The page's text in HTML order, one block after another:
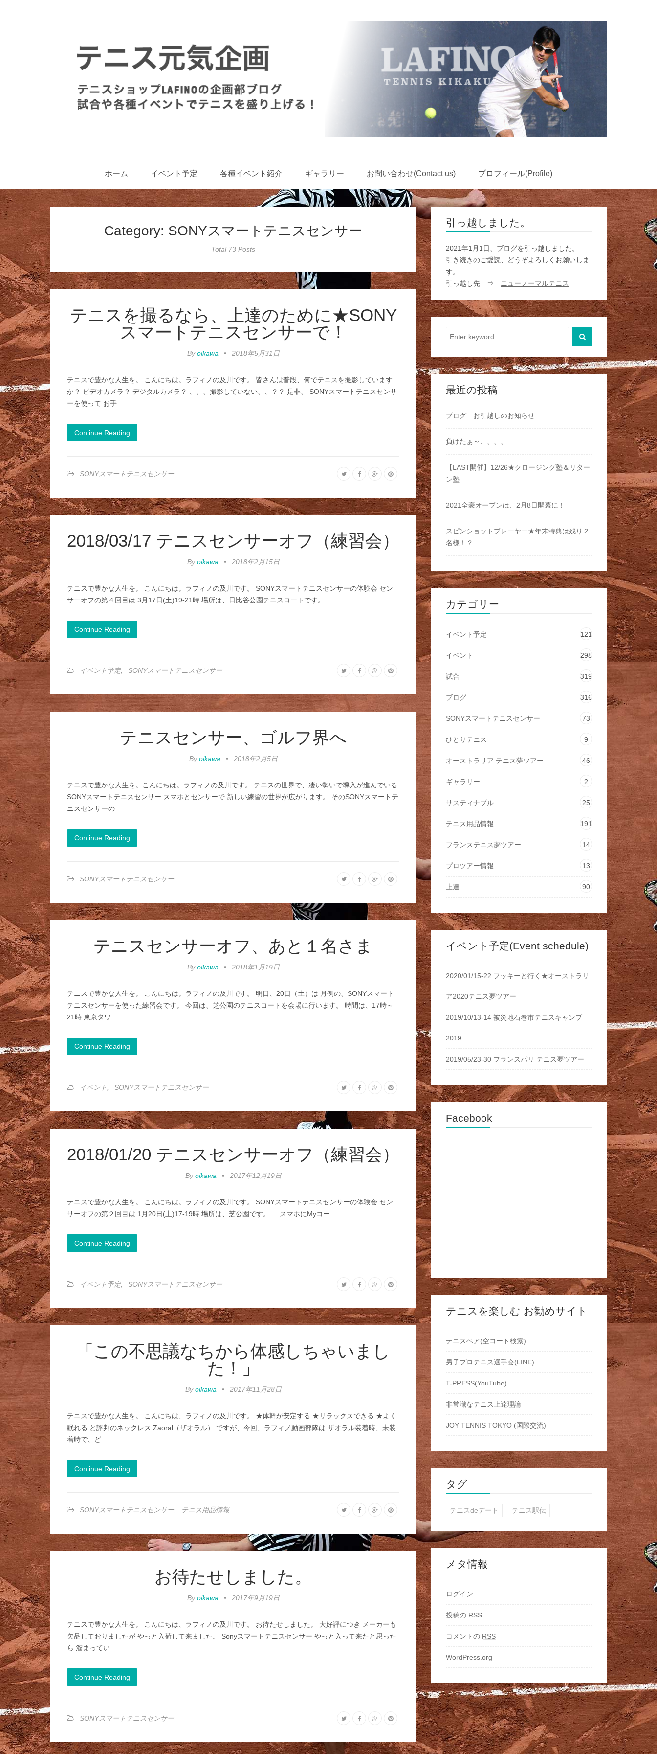
ホーム イベント予定 各種イベント紹介 ギャラリー お問い合わせ(Contact us) プロフィール(Profile)
Category: SONYスマートテニスセンサー
Total 73 Posts
テニスを撮るなら、上達のために★SONY
スマートテニスセンサーで！
Byoikawa • 2018年5月31日
テニスで豊かな人生を。 こんにちは。ラフィノの及川です。 皆さんは普段、何でテニスを撮影しています
か？ ビデオカメラ？ デジタルカメラ？ 、、、撮影していない、、？？ 是非、 SONYスマートテニスセンサ
ーを使って お手
Continue Reading
SONYスマートテニスセンサー
2018/03/17 テニスセンサーオフ（練習会）
Byoikawa • 2018年2月15日
テニスで豊かな人生を。 こんにちは。ラフィノの及川です。 SONYスマートテニスセンサーの体験会 セン
サーオフの第４回目は 3月17日(土)19-21時 場所は、日比谷公園テニスコートです。
Continue Reading
イベント予定, SONYスマートテニスセンサー
テニスセンサー、ゴルフ界へ
Byoikawa • 2018年2月5日
テニスで豊かな人生を。こんにちは。ラフィノの及川です。 テニスの世界で、凄い勢いで導入が進んでいる
SONYスマートテニスセンサー スマホとセンサーで 新しい練習の世界が広がります。 そのSONYスマートテ
ニスセンサーの
Continue Reading
SONYスマートテニスセンサー
テニスセンサーオフ、あと１名さま
Byoikawa • 2018年1月19日
テニスで豊かな人生を。 こんにちは。ラフィノの及川です。 明日、20日（土）は 月例の、SONYスマート
テニスセンサーを使った練習会です。 今回は、芝公園のテニスコートを会場に行います。 時間は、17時～
21時 東京タワ
Continue Reading
イベント SONYスマートテニスセンサー
2018/01/20 テニスセンサーオフ（練習会）
Byoikawa • 2017年12月19日
テニスで豊かな人生を。 こんにちは。ラフィノの及川です。 SONYスマートテニスセンサーの体験会 セン
サーオフの第２回目は 1月20日(土)17-19時 場所は、芝公園です。 スマホにMyコー
Continue Reading
イベント予定, SONYスマートテニスセンサー
「この不思議なちから体感しちゃいまし
た！」
Byoikawa • 2017年11月28日
テニスで豊かな人生を。 こんにちは、ラフィノの及川です。 ★体幹が安定する ★リラックスできる ★よく
眠れる と評判のネックレス Zaoral（ザオラル） ですが、今回、ラフィノ動画部隊は ザオラル装着時、未装
着時で、ど
Continue Reading
SONYスマートテニスセンサー テニス用品情報
お待たせしました。
Byoikawa • 2017年9月19日
テニスで豊かな人生を。 こんにちは、ラフィノの及川です。 お待たせしました。 大好評につき メーカーも
欠品しておりましたが やっと入荷して来ました。 Sonyスマートテニスセンサー やっと入って来たと思った
ら 溜まってい
Continue Reading
SONYスマートテニスセンサー
引っ越しました。
2021年1月1日、ブログを引っ越しました。
引き続きのご愛読、どうぞよろしくお願いしま
す。
引っ越し先 ⇒
ニューノーマルテニス
最近の投稿
ブログ お引越しのお知らせ
負けたぁ～、、、、
【LAST開催】12/26★クロージング塾＆リター
ン塾
2021全豪オープンは、2月8日開幕に！
スピンショットプレーヤー★年末特典は残り２
名様！？
カテゴリー
イベント予定 121
イベント 298
試合 319
ブログ 316
SONYスマートテニスセンサー 73
ひとりテニス 9
オーストラリア テニス夢ツアー 46
ギャラリー 2
サスティナブル 25
テニス用品情報 191
フランステニス夢ツアー 14
プロツアー情報 13
上達 90
イベント予定(Event schedule)
2020/01/15-22 フッキーと行く★オーストラリ
ア2020テニス夢ツアー
2019/10/13-14 被災地石巻市テニスキャンプ
2019
2019/05/23-30 フランスパリ テニス夢ツアー
Facebook
テニスを楽しむ お勧めサイト
テニスベア(空コート検索)
男子プロテニス選手会(LINE)
T-PRESS(YouTube)
非常識なテニス上達理論
JOY TENNIS TOKYO (国際交流)
タグ
テニスdeデート テニス駅伝
メタ情報
ログイン
投稿の RSS
コメントの RSS
WordPress.org